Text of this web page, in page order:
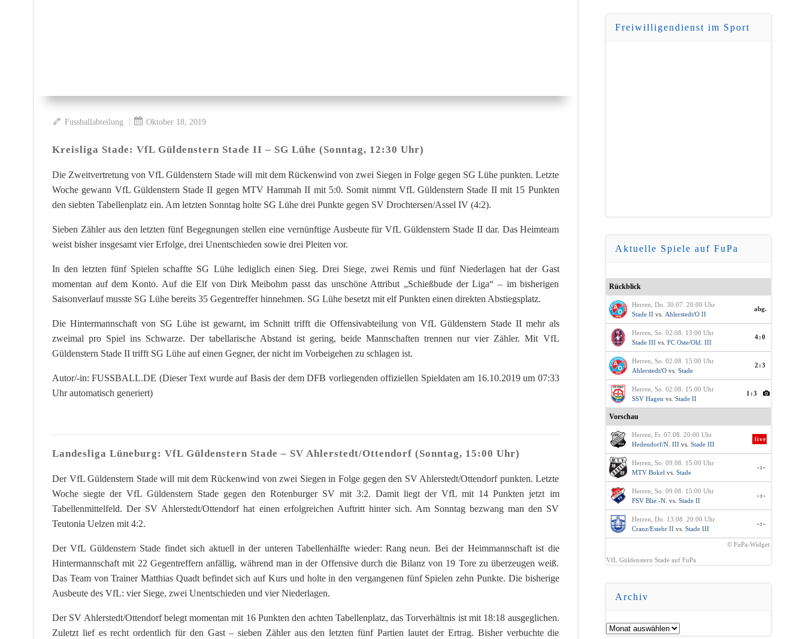
Fussballabteilung | Oktober 18, 2019
Kreisliga Stade: VfL Güldenstern Stade II – SG Lühe (Sonntag, 12:30 Uhr)
Die Zweitvertretung von VfL Güldenstern Stade will mit dem Rückenwind von zwei Siegen in Folge gegen SG Lühe punkten. Letzte
Woche gewann VfL Güldenstern Stade II gegen MTV Hammah II mit 5:0. Somit nimmt VfL Güldenstern Stade II mit 15 Punkten
den siebten Tabellenplatz ein. Am letzten Sonntag holte SG Lühe drei Punkte gegen SV Drochtersen/Assel IV (4:2).
Sieben Zähler aus den letzten fünf Begegnungen stellen eine vernünftige Ausbeute für VfL Güldenstern Stade II dar. Das Heimteam
weist bisher insgesamt vier Erfolge, drei Unentschieden sowie drei Pleiten vor.
In den letzten fünf Spielen schaffte SG Lühe lediglich einen Sieg. Drei Siege, zwei Remis und fünf Niederlagen hat der Gast
momentan auf dem Konto. Auf die Elf von Dirk Meibohm passt das unschöne Attribut „Schießbude der Liga“ – im bisherigen
Saisonverlauf musste SG Lühe bereits 35 Gegentreffer hinnehmen. SG Lühe besetzt mit elf Punkten einen direkten Abstiegsplatz.
Die Hintermannschaft von SG Lühe ist gewarnt, im Schnitt trifft die Offensivabteilung von VfL Güldenstern Stade II mehr als
zweimal pro Spiel ins Schwarze. Der tabellarische Abstand ist gering, beide Mannschaften trennen nur vier Zähler. Mit VfL
Güldenstern Stade II trifft SG Lühe auf einen Gegner, der nicht im Vorbeigehen zu schlagen ist.
Autor/-in: FUSSBALL.DE (Dieser Text wurde auf Basis der dem DFB vorliegenden offiziellen Spieldaten am 16.10.2019 um 07:33
Uhr automatisch generiert)
Landesliga Lüneburg: VfL Güldenstern Stade – SV Ahlerstedt/Ottendorf (Sonntag, 15:00 Uhr)
Der VfL Güldenstern Stade will mit dem Rückenwind von zwei Siegen in Folge gegen den SV Ahlerstedt/Ottendorf punkten. Letzte
Woche siegte der VfL Güldenstern Stade gegen den Rotenburger SV mit 3:2. Damit liegt der VfL mit 14 Punkten jetzt im
Tabellenmittelfeld. Der SV Ahlerstedt/Ottendorf hat einen erfolgreichen Auftritt hinter sich. Am Sonntag bezwang man den SV
Teutonia Uelzen mit 4:2.
Der VfL Güldenstern Stade findet sich aktuell in der unteren Tabellenhälfte wieder: Rang neun. Bei der Heimmannschaft ist die
Hintermannschaft mit 22 Gegentreffern anfällig, während man in der Offensive durch die Bilanz von 19 Tore zu überzeugen weiß.
Das Team von Trainer Matthias Quadt befindet sich auf Kurs und holte in den vergangenen fünf Spielen zehn Punkte. Die bisherige
Ausbeute des VfL: vier Siege, zwei Unentschieden und vier Niederlagen.
Der SV Ahlerstedt/Ottendorf belegt momentan mit 16 Punkten den achten Tabellenplatz, das Torverhältnis ist mit 18:18 ausgeglichen.
Zuletzt lief es recht ordentlich für den Gast – sieben Zähler aus den letzten fünf Partien lautet der Ertrag. Bisher verbuchte die
Freiwilligendienst im Sport
Aktuelle Spiele auf FuPa
Rückblick
Herren, Do. 30.07. 20:00 Uhr
Stade II vs. Ahlerstedt/O II
abg.
Herren, So. 02.08. 13:00 Uhr
Stade III vs. FC Oste/Old. III
4:0
Herren, So. 02.08. 15:00 Uhr
Ahlerstedt/Ovs. Stade
2:3
Herren, So. 02.08. 15:00 Uhr
SSV Hagen vs. Stade II
1:3
Vorschau
Herren, Fr. 07.08. 20:00 Uhr
Hedendorf/N. III vs. Stade III
live
Herren, So. 09.08. 15:00 Uhr
MTV Bokel vs. Stade
-:-
Herren, So. 09.08. 15:00 Uhr
FSV Blie.-N. vs. Stade II
-:-
Herren, Do. 13.08. 20:00 Uhr
Cranz/Estebr II vs. Stade III
-:-
© FuPa-Widget
VfL Güldenstern Stade auf FuPa
Archiv
Archiv